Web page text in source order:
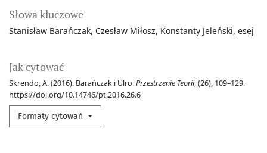
Słowa kluczowe
Stanisław Barańczak Czesław Miłosz Konstanty Jeleński esej
Jak cytować
Skrendo, A. (2016). Barańczak i Ulro.Przestrzenie Teorii, (26), 109–129.
https://doi.org/10.14746/pt.2016.26.6
Formaty cytowań